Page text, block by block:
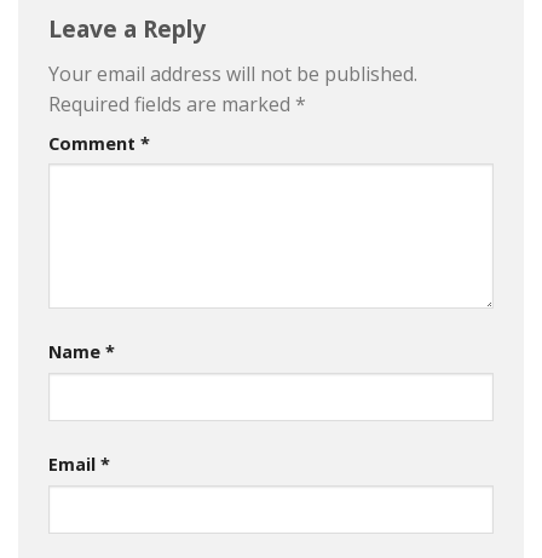
Leave a Reply
Your email address will not be published.
Required fields are marked *
Comment *
Name *
Email *